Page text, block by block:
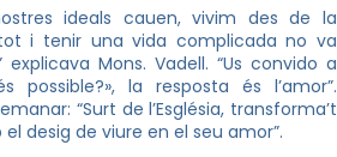
ideals cauen, vivim des de la
i tenir una vida complicada no va
Mons. Vadell. “Us convido a
possible?», la resposta és l’amor”.
“Surt de l’Església, transforma’t
desig de viure en el seu amor”.